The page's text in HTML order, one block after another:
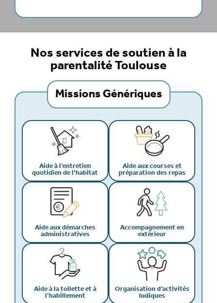
Nos services de soutien à la
parentalité Toulouse
Missions Génériques
Aide à l’entretien
quotidien de l’habitat
Aide aux courses et
préparation des repas
Aide aux démarches
administratives
Accompagnement en
extérieur
Aide à la toilette et à
l’habillement
Organisation d’activités
ludiques